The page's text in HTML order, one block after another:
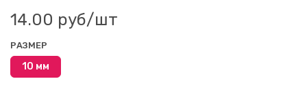
14.00 руб/шт
РАЗМЕР
10 мм